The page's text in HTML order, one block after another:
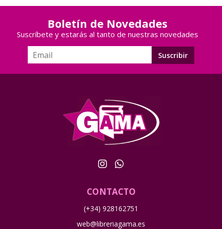
Boletín de Novedades
Suscríbete y estarás al tanto de nuestras novedades
CONTACTO
(+34) 928162751
web@libreriagama.es